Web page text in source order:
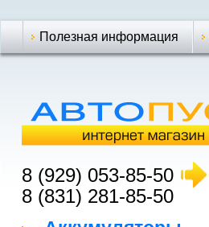
Полезная информация
8 (929) 053-85-50
8 (831) 281-85-50